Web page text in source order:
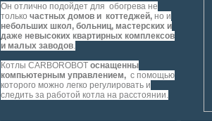
Он отлично подойдет для обогрева не
только частных домов и коттеджей, но и
небольших школ, больниц, мастерских и
даже невысоких квартирных комплексов
и малых заводов.
Котлы CARBOROBOT оснащенны
компьютерным управлением, с помощью
которого можно легко регулировать и
следить за работой котла на расстоянии.